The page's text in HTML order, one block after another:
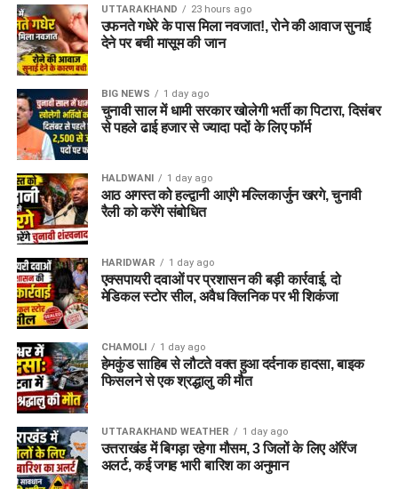
संभावनाएं देखी जा रही हैं। विभाग यह जांच कर रहा है कि वहां की जमीन
और परिस्थितियां आलंबन गांव के निर्माण के लिए उपयुक्त हैं या नहीं।
महिलाओं और बच्चों को मिलेगा नया जीवन
आलंबन गांव की यह योजना सिर्फ एक नया भवन या परिसर तैयार करने की
कवायद नहीं है, बल्कि नारी निकेतन में रहने वाली महिलाओं और बच्चों के
प्रति सोच में बदलाव की कोशिश भी है।
अगर यह योजना धरातल पर उतरती है तो संस्थागत जीवन की जगह उन्हें
परिवार जैसा माहौल, बेहतर स्वतंत्रता और सामाजिक वातावरण मिल
सकेगा। इससे बच्चों और महिलाओं के मानसिक और सामाजिक विकास में
भी मदद मिलने की उम्मीद है।
UTTARAKHAND 23 hours ago
उफनते गधेरे के पास मिला नवजात!, रोने की आवाज सुनाई
देने पर बची मासूम की जान
BIG NEWS 1 day ago
चुनावी साल में धामी सरकार खोलेगी भर्ती का पिटारा, दिसंबर
से पहले ढाई हजार से ज्यादा पदों के लिए फॉर्म
HALDWANI 1 day ago
आठ अगस्त को हल्द्वानी आएंगे मल्लिकार्जुन खरगे, चुनावी
रैली को करेंगे संबोधित
HARIDWAR 1 day ago
एक्सपायरी दवाओं पर प्रशासन की बड़ी कार्रवाई, दो
मेडिकल स्टोर सील, अवैध क्लिनिक पर भी शिकंजा
CHAMOLI 1 day ago
हेमकुंड साहिब से लौटते वक्त हुआ दर्दनाक हादसा, बाइक
फिसलने से एक श्रद्धालु की मौत
UTTARAKHAND WEATHER 1 day ago
उत्तराखंड में बिगड़ा रहेगा मौसम, 3 जिलों के लिए ऑरेंज
अलर्ट, कई जगह भारी बारिश का अनुमान